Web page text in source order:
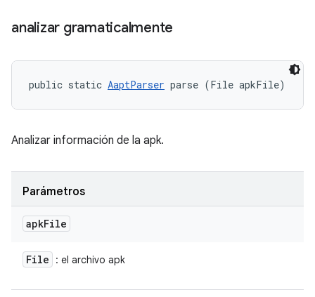
analizar gramaticalmente
public static AaptParser parse (File apkFile)
Analizar información de la apk.
Parámetros
apkFile
File : el archivo apk